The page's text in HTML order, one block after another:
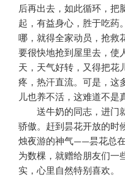
后再出去，如此循环，把
起，有益身心，胜于吃药
哪，就得全家动员，抢救
要很快地抢到屋里去，使
天，天气好转，又得把花
疼，热汗直流。可是，这
儿也养不活，这难道不是
送牛奶的同志，进门就
骄傲。赶到昙花开放的时
烛夜游的神气——昙花总
为数棵，就赠给朋友们一
实，心里自然特别喜欢。